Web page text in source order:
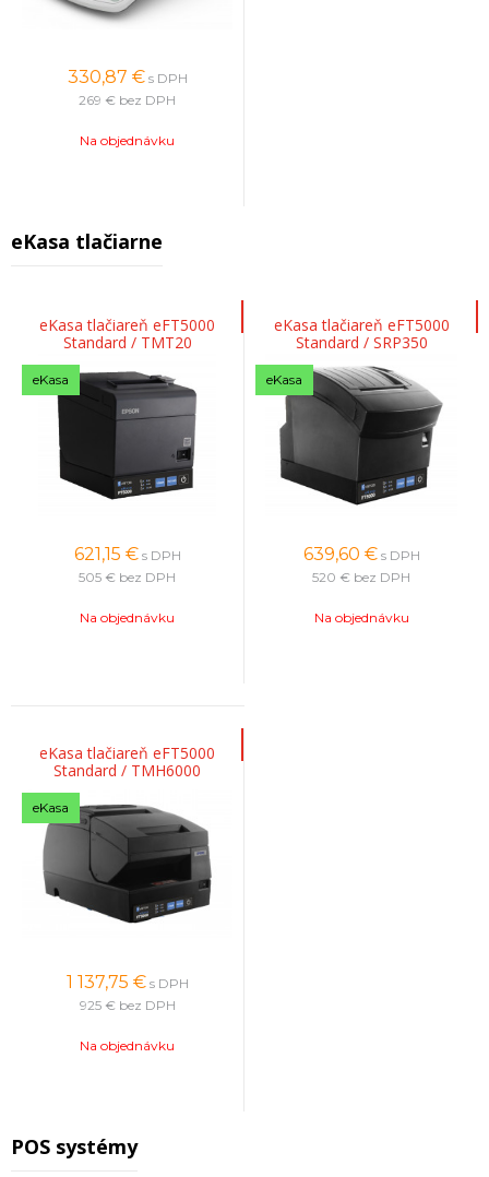
330,87 € s DPH
269 € bez DPH
Na objednávku
eKasa tlačiarne
eKasa tlačiareň eFT5000
Standard / TMT20
eKasa
621,15 € s DPH
505 € bez DPH
Na objednávku
eKasa tlačiareň eFT5000
Standard / SRP350
eKasa
639,60 € s DPH
520 € bez DPH
Na objednávku
eKasa tlačiareň eFT5000
Standard / TMH6000
eKasa
1 137,75 € s DPH
925 € bez DPH
Na objednávku
POS systémy